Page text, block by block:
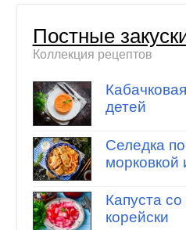
Постные
Коллекция рецептов
детей
Селедка
морковкой
Капуста
корейски